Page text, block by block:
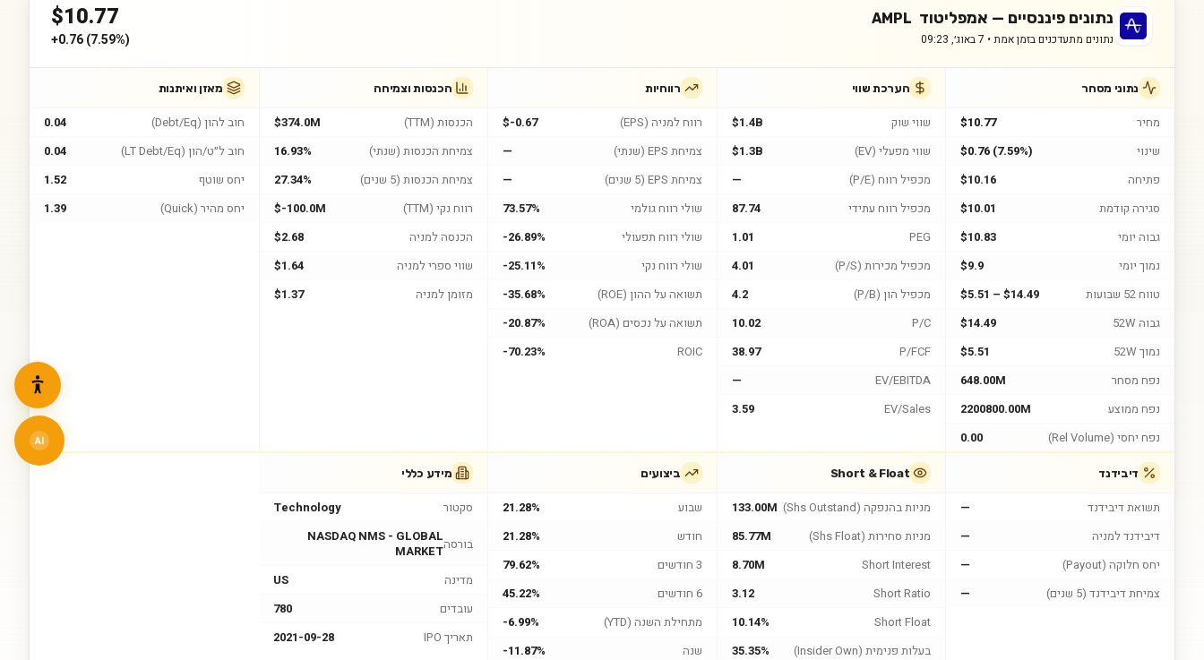
נתונים פיננסיים — אמפליטוד AMPL
נתונים מתעדכנים בזמן אמת • 7 באוג׳, 09:23
$10.77
+0.76(7.59%)
נתוני מסחר
מחיר
$10.77
שינוי
$0.76 (7.59%)
פתיחה
$10.16
סגירה קודמת
$10.01
גבוה יומי
$10.83
נמוך יומי
$9.9
טווח 52 שבועות
$5.51 – $14.49
גבוה 52W
$14.49
נמוך 52W
$5.51
נפח מסחר
648.00M
נפח ממוצע
2200800.00M
נפח יחסי (Rel Volume)
0.00
הערכת שווי
שווי שוק
$1.4B
שווי מפעלי (EV)
$1.3B
מכפיל רווח (P/E)
—
מכפיל רווח עתידי
87.74
PEG
1.01
מכפיל מכירות (P/S)
4.01
מכפיל הון (P/B)
4.2
P/C
10.02
P/FCF
38.97
EV/EBITDA
—
EV/Sales
3.59
רווחיות
רווח למניה (EPS)
$-0.67
צמיחת EPS (שנתי)
—
צמיחת EPS (5 שנים)
—
שולי רווח גולמי
73.57%
שולי רווח תפעולי
-26.89%
שולי רווח נקי
-25.11%
תשואה על ההון (ROE)
-35.68%
תשואה על נכסים (ROA)
-20.87%
ROIC
-70.23%
הכנסות וצמיחה
הכנסות (TTM)
$374.0M
צמיחת הכנסות (שנתי)
16.93%
צמיחת הכנסות (5 שנים)
27.34%
רווח נקי (TTM)
$-100.0M
הכנסה למניה
$2.68
שווי ספרי למניה
$1.64
מזומן למניה
$1.37
מאזן ואיתנות
חוב להון (Debt/Eq)
0.04
חוב ל״ט/הון (LT Debt/Eq)
0.04
יחס שוטף
1.52
יחס מהיר (Quick)
1.39
דיבידנד
תשואת דיבידנד
—
דיבידנד למניה
—
יחס חלוקה (Payout)
—
צמיחת דיבידנד (5 שנים)
—
Short & Float
מניות בהנפקה (Shs Outstand)
133.00M
מניות סחירות (Shs Float)
85.77M
Short Interest
8.70M
Short Ratio
3.12
Short Float
10.14%
בעלות פנימית (Insider Own)
35.35%
ביצועים
שבוע
21.28%
חודש
21.28%
3 חודשים
79.62%
6 חודשים
45.22%
מתחילת השנה (YTD)
-6.99%
שנה
-11.87%
מידע כללי
סקטור Technology
בורסהNASDAQ NMS - GLOBAL
MARKET
מדינה
US
עובדים
780
תאריך IPO
2021-09-28
AI